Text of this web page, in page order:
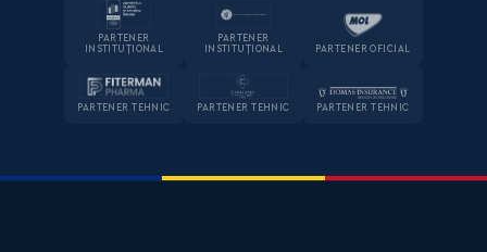
PARTENER
INSTITUȚIONAL
PARTENER
INSTITUȚIONAL
PARTENER OFICIAL
PARTENER TEHNIC PARTENER TEHNIC PARTENER TEHNIC